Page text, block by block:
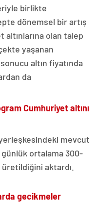
birlikte
dönemsel bir artış
altınlarına olan talep
yaşanan
altın fiyatında
da
Cumhuriyet altını
mevcut
ortalama 300-
aktardı.
gecikmeler